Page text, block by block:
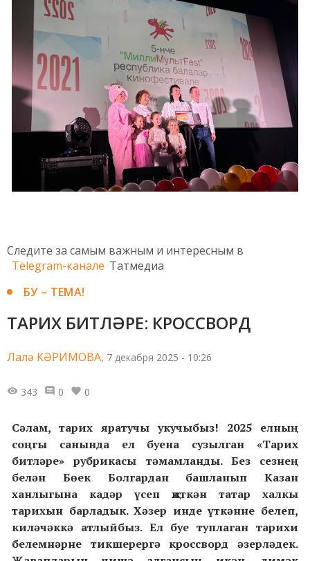
Следите за самым важным и интересным в
Telegram-канале Татмедиа
БУ – ТЕМА!
ТАРИХ БИТЛӘРЕ: КРОССВОРД
Лалә КӘРИМОВА, 7 декабря 2025 - 10:26
343 0 0
Сәлам, тарих яратучы укучыбыз! 2025 елның
соңгы санында ел буена сузылган «Тарих
битләре» рубрикасы тәмамланды. Без сезнең
белән Бөек Болгардан башланып Казан
ханлыгына кадәр үсеп җиткән татар халкы
тарихын барладык. Хәзер инде үткәнне белеп,
киләчәккә атлыйбыз. Ел буе туплаган тарихи
белемнәрне тикшерергә кроссворд әзерләдек.